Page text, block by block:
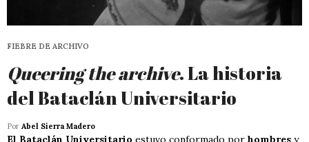
FIEBRE DE ARCHIVO
Queering the archive. La historia
del Bataclán Universitario
Por Abel Sierra Madero
El Bataclán Universitario estuvo conformado por hombres y